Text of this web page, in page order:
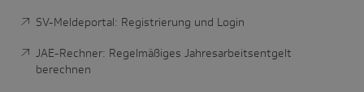
SV-Meldeportal: Registrierung und Login
JAE-Rechner: Regelmäßiges Jahresarbeitsentgelt
berechnen